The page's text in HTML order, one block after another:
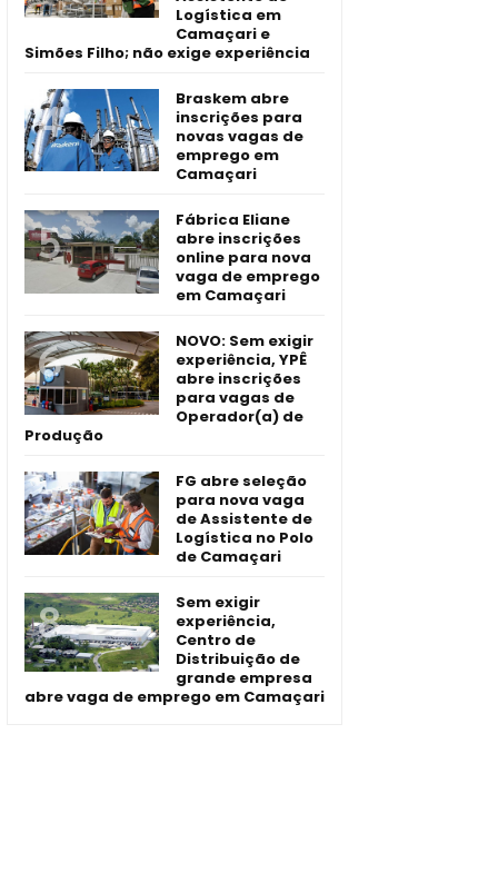
Logística em
Camaçari e
Simões Filho; não exige experiência
Braskem abre
inscrições para
novas vagas de
emprego em
Camaçari
Fábrica Eliane
abre inscrições
online para nova
vaga de emprego
em Camaçari
NOVO: Sem exigir
experiência, YPÊ
abre inscrições
para vagas de
Operador(a) de
Produção
FG abre seleção
para nova vaga
de Assistente de
Logística no Polo
de Camaçari
Sem exigir
experiência,
Centro de
Distribuição de
grande empresa
abre vaga de emprego em Camaçari